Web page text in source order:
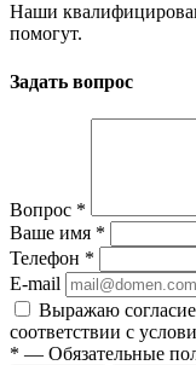
Наши
помогут.
Задать вопрос
Вопрос *
Ваше имя *
Телефон *
E-mail
Выражаю
соответствии с
* — Обязательные